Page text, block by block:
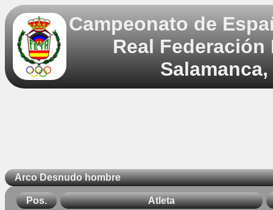
Campeonato de
Real Federación
Arco Desnudo hombre
Pos. Atleta